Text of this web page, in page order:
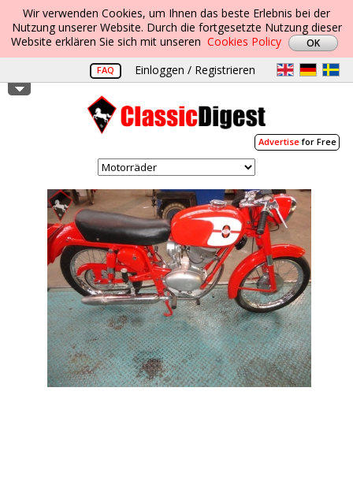
Wir verwenden Cookies, um Ihnen das beste Erlebnis bei der
Nutzung unserer Website. Durch die fortgesetzte Nutzung dieser
Website erklären Sie sich mit unseren Cookies Policy
FAQ Einloggen / Registrieren
Advertisefor Free